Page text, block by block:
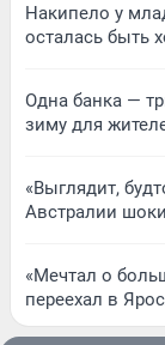
Накипело у
осталась быть
Одна банка —
зиму для
«Выглядит,
Австралии
«Мечтал о
переехал в